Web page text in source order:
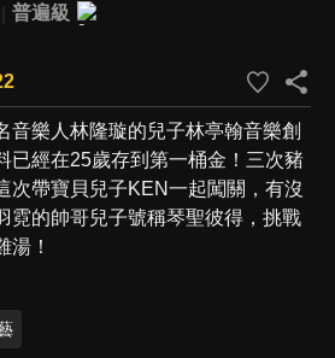
普遍級
音樂人林隆璇的兒子林亭翰音樂創
已經在25歲存到第一桶金！三次豬
次帶寶貝兒子KEN一起闖關，有沒
霓的帥哥兒子號稱琴聖彼得，挑戰
湯！